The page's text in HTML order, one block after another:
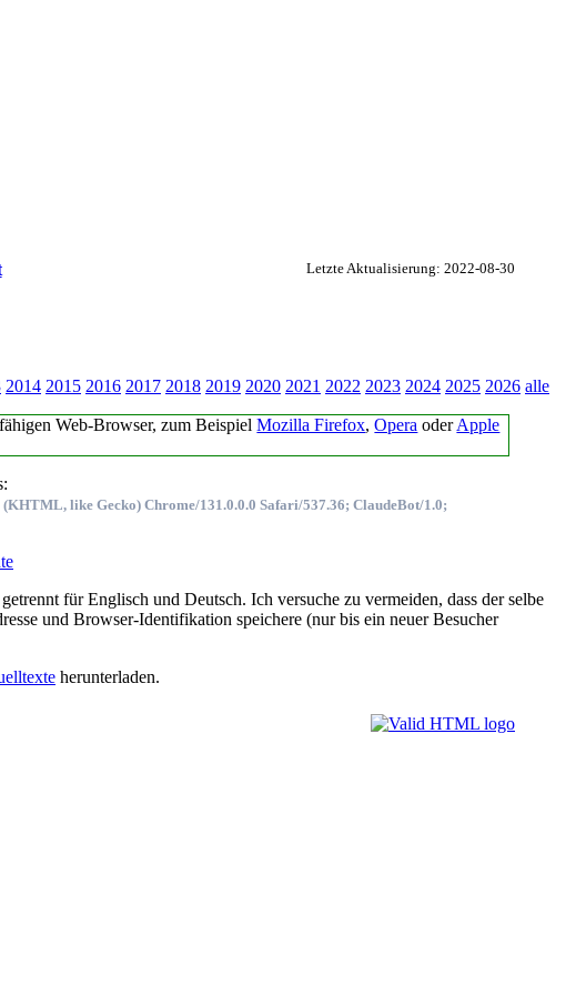
Letzte Aktualisierung: 2022-08-30
2014 2015 2016 2017 2018 2019 2020 2021 2022 2023 2024 2025 2026 alle
Web-Browser, zum BeispielMozilla Firefox,Opera oderApple
like Gecko) Chrome/131.0.0.0 Safari/537.36; ClaudeBot/1.0;
für Eng­lisch und Deutsch. Ich ver­su­che zu ver­mei­den, dass der sel­be
und Brow­ser-Iden­ti­fi­ka­tion spei­che­re (nur bis ein neu­er Be­su­cher
her­un­ter­la­den.